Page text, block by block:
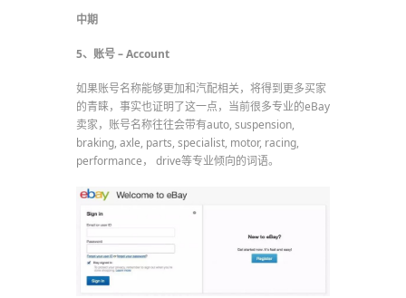
中期
5、账号 – Account
如果账号名称能够更加和汽配相关，将得到更多买家
的青睐，事实也证明了这一点，当前很多专业的eBay
卖家，账号名称往往会带有auto, suspension,
braking, axle, parts, specialist, motor, racing,
performance， drive等专业倾向的词语。